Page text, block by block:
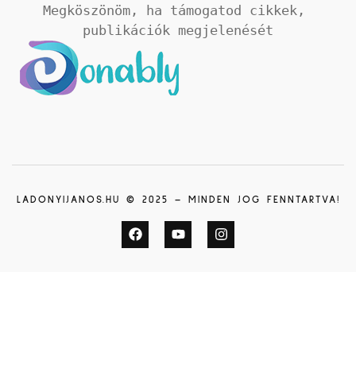
Megköszönöm, ha támogatod cikkek,
publikációk megjelenését
LADONYIJANOS.HU © 2025 – MINDEN JOG FENNTARTVA!